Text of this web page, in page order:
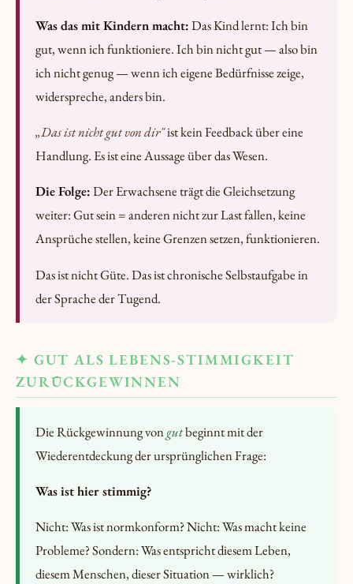
Was das mit Kindern macht:Das Kind lernt: Ich bin
gut, wenn ich funktioniere. Ich bin nicht gut — also bin
ich nicht genug — wenn ich eigene Bedürfnisse zeige,
widerspreche, anders bin.
„Das ist nicht gut von dir"ist kein Feedback über eine
Handlung. Es ist eine Aussage über das Wesen.
Die Folge:Der Erwachsene trägt die Gleichsetzung
weiter: Gut sein = anderen nicht zur Last fallen, keine
Ansprüche stellen, keine Grenzen setzen, funktionieren.
Das ist nicht Güte. Das ist chronische Selbstaufgabe in
der Sprache der Tugend.
✦ GUT ALS LEBENS-STIMMIGKEIT
ZURÜCKGEWINNEN
Die Rückgewinnung vongutbeginnt mit der
Wiederentdeckung der ursprünglichen Frage:
Was ist hier stimmig?
Nicht: Was ist normkonform? Nicht: Was macht keine
Probleme? Sondern: Was entspricht diesem Leben,
diesem Menschen, dieser Situation — wirklich?